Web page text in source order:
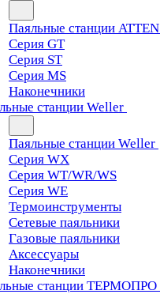
Паяльные станции ATTEN
Серия GT
Серия ST
Серия MS
Наконечники
станции Weller
Паяльные станции Weller
Серия WX
Серия WT/WR/WS
Серия WE
Термоинструменты
Сетевые паяльники
Газовые паяльники
Аксессуары
Наконечники
станции ТЕРМОПРО